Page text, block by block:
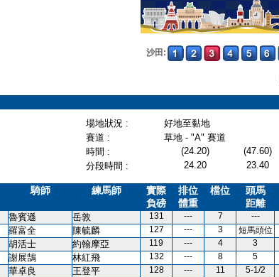
沙田:
場地狀況 :
好地至黏地
賽道 :
草地 - "A" 賽道
時間 : (24.20) (47.60)
分段時間 :
24.20 23.40
騎師 練馬師
實際
負磅
排位
體重
檔位
頭馬
距離
魯賓遜 岳敦 131 --- 7 ---
羅富全 陳毓麟 127 --- 3 短馬頭位
胡活士 約翰摩亞 119 --- 4 3
謝展鵠 林紅飛 132 --- 8 5
華卓良 王登平 128 --- 11 5-1/2